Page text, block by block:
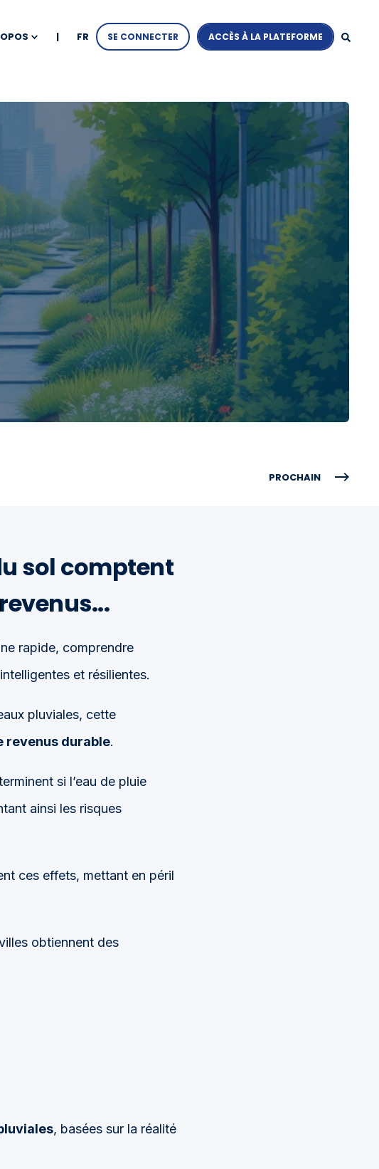
FR SE CONNECTER ACCÈS À LA PLATEFORME
PROCHAIN
sol comptent
rapide, comprendre
et résilientes.
pluviales, cette
revenus durable.
si l’eau de pluie
ainsi les risques
ces effets, mettant en péril
obtiennent des
, basées sur la réalité